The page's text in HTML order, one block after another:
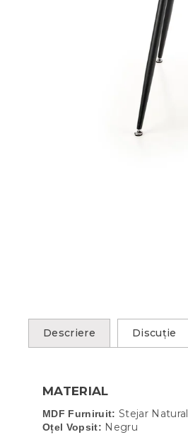
Descriere Discuţie
MATERIAL
MDF Furniruit: Stejar Natural
Oțel Vopsit: Negru